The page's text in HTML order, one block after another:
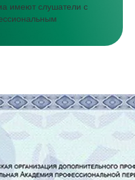
имеют слушатели с